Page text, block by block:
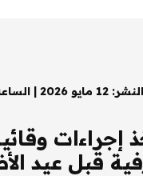
| الساعة: 10:58 صباحًا
إجراءات
قبل عيد